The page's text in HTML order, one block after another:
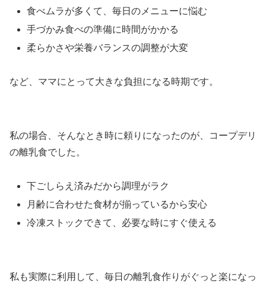
食べムラが多くて、毎日のメニューに悩む
手づかみ食べの準備に時間がかかる
柔らかさや栄養バランスの調整が大変
など、ママにとって大きな負担になる時期です。
私の場合、そんなとき時に頼りになったのが、コープデリ
の離乳食でした。
下ごしらえ済みだから調理がラク
月齢に合わせた食材が揃っているから安心
冷凍ストックできて、必要な時にすぐ使える
私も実際に利用して、毎日の離乳食作りがぐっと楽になっ